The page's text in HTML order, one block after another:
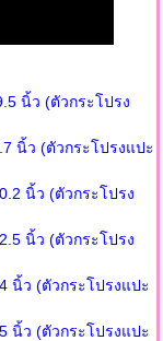
นิ้ว (ตัวกระโปรง
นิ้ว (ตัวกระโปรงแปะ
นิ้ว (ตัวกระโปรง
นิ้ว (ตัวกระโปรง
นิ้ว (ตัวกระโปรงแปะ
นิ้ว (ตัวกระโปรงแปะ